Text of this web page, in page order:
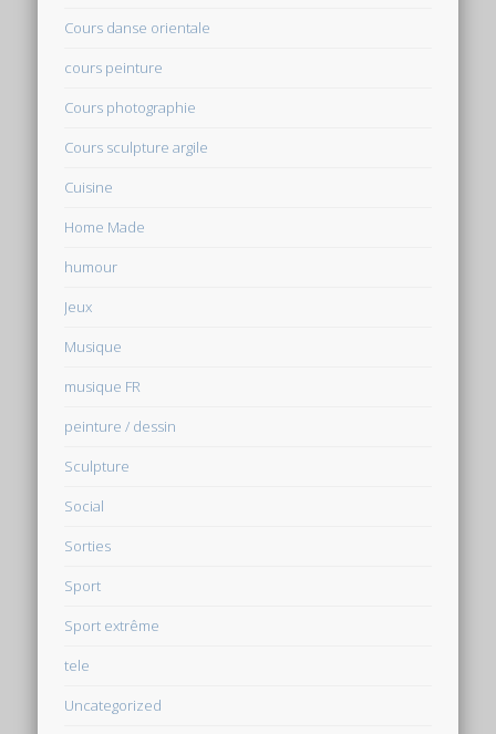
Cours danse orientale
cours peinture
Cours photographie
Cours sculpture argile
Cuisine
Home Made
humour
Jeux
Musique
musique FR
peinture / dessin
Sculpture
Social
Sorties
Sport
Sport extrême
tele
Uncategorized